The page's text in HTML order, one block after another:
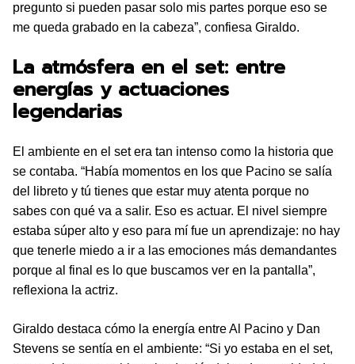
pregunto si pueden pasar solo mis partes porque eso se
me queda grabado en la cabeza”, confiesa Giraldo.
La atmósfera en el set: entre
energías y actuaciones
legendarias
El ambiente en el set era tan intenso como la historia que
se contaba. “Había momentos en los que Pacino se salía
del libreto y tú tienes que estar muy atenta porque no
sabes con qué va a salir. Eso es actuar. El nivel siempre
estaba súper alto y eso para mí fue un aprendizaje: no hay
que tenerle miedo a ir a las emociones más demandantes
porque al final es lo que buscamos ver en la pantalla”,
reflexiona la actriz.
Giraldo destaca cómo la energía entre Al Pacino y Dan
Stevens se sentía en el ambiente: “Si yo estaba en el set,